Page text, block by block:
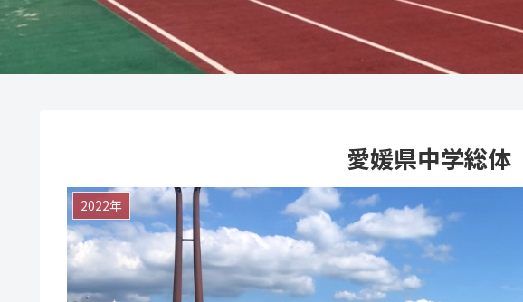
愛媛県中学総体
2022年